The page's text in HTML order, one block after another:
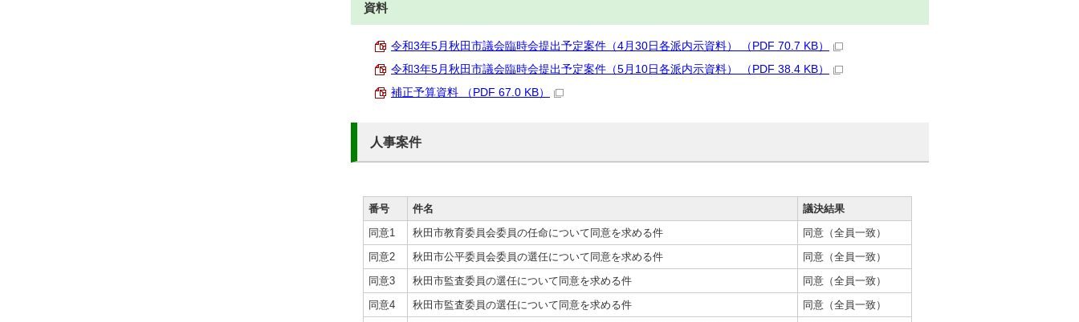
資料
令和3年5月秋田市議会臨時会提出予定案件（4月30日各派内示資料） （PDF 70.7 KB）
令和3年5月秋田市議会臨時会提出予定案件（5月10日各派内示資料） （PDF 38.4 KB）
補正予算資料 （PDF 67.0 KB）
人事案件
番号 件名
議決結果
同意1
秋田市教育委員会委員の任命について同意を求める件
同意（全員一致）
同意2
秋田市公平委員会委員の選任について同意を求める件
同意（全員一致）
同意3
秋田市監査委員の選任について同意を求める件
同意（全員一致）
同意4
秋田市監査委員の選任について同意を求める件
同意（全員一致）